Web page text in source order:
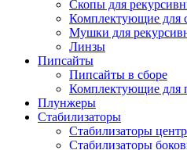
Скопы для
Комплектующие для
Мушки для
Линзы
Пипсайты
Пипсайты в сборе
Комплектующие для
Плунжеры
Стабилизаторы
Стабилизаторы
Стабилизаторы